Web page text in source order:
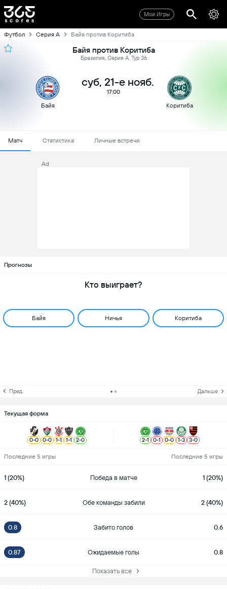
Мои Игры
Футбол Серия А Байя против Коритиба
Байя против Коритиба
Бразилия, Серия А, Тур 36
Байя
суб, 21-е нояб.
17:00
Коритиба
Матч Статистика Личные встречи
Ad
Прогнозы
Кто выиграет?
Байя Ничья Коритиба
Пред. Дальше
Текущая форма
0-0 0-0 1-1 1-1 2-0 2-1 0-1 0-0 1-3 3-0
Последние 5 игры Последние 5 игры
1 (20%) Победа в матче 1 (20%)
2 (40%) Обе команды забили 2 (40%)
0.8 Забито голов 0.6
0.87 Ожидаемые голы 0.8
Показать все